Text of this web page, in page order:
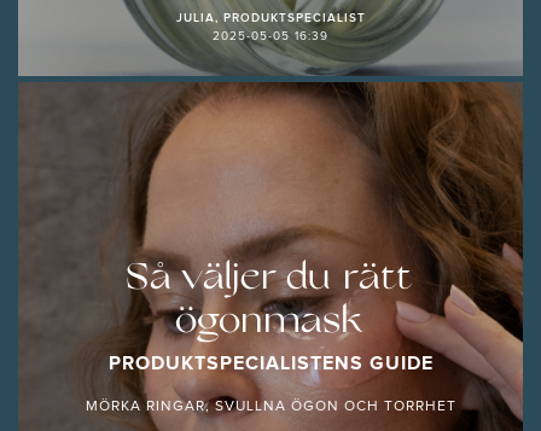
JULIA, PRODUKTSPECIALIST
2025-05-05 16:39
Så väljer du rätt
ögonmask
PRODUKTSPECIALISTENS GUIDE
MÖRKA RINGAR, SVULLNA ÖGON OCH TORRHET